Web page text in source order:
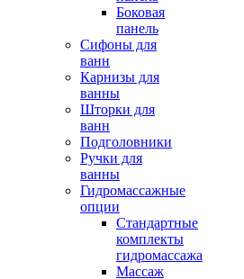
Боковая
панель
Сифоны для
ванн
Карнизы для
ванны
Шторки для
ванн
Подголовники
Ручки для
ванны
Гидромассажные
опции
Стандартные
комплекты
гидромассажа
Массаж